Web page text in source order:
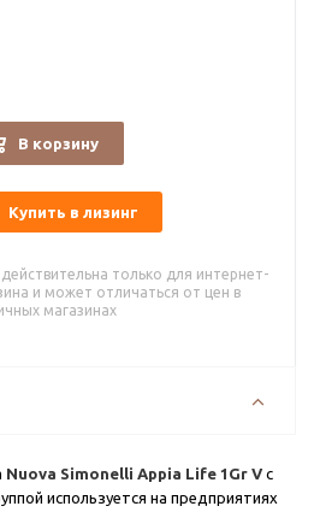
В корзину
Купить в лизинг
действительна только для интернет-
и может отличаться от цен в
магазинах
Nuova Simonelli Appia Life 1Gr V с
используется на предприятиях